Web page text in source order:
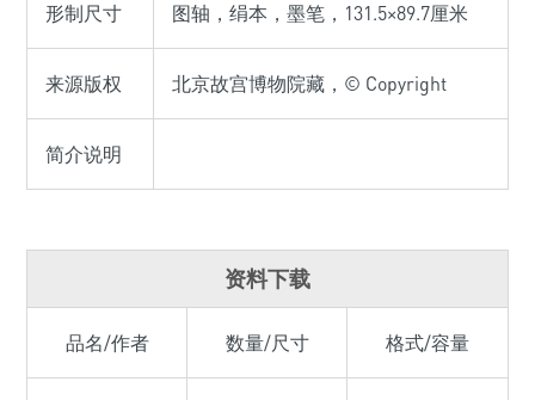
形制尺寸 图轴，绢本，墨笔，131.5×89.7厘米
来源版权 北京故宫博物院藏，© Copyright
简介说明
资料下载
品名/作者 数量/尺寸 格式/容量